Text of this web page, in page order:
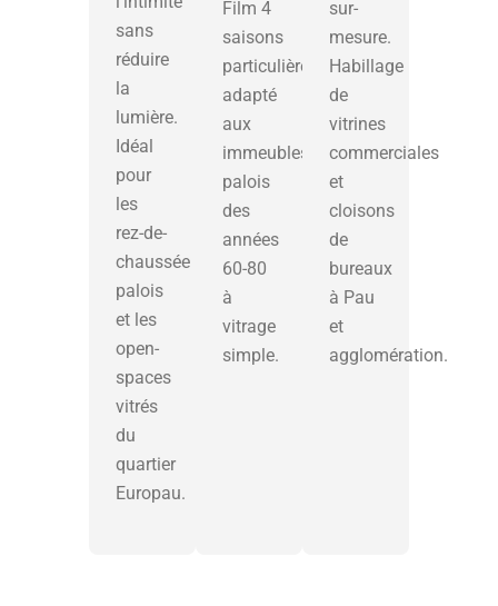
sans
réduire
la
lumière.
Idéal
pour
les
rez-de-
chaussée
palois
et les
open-
spaces
vitrés
du
quartier
Europau.
Film 4
saisons
particulièrement
adapté
aux
immeubles
palois
des
années
60-80
à
vitrage
simple.
sur-
mesure.
Habillage
de
vitrines
commerciales
et
cloisons
de
bureaux
à Pau
et
agglomération.